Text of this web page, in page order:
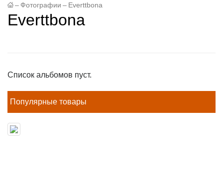
– Фотографии – Everttbona
Everttbona
Список альбомов пуст.
Популярные товары